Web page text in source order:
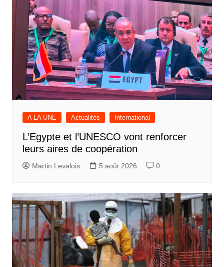
A LA UNE Actualités International
L’Egypte et l’UNESCO vont renforcer
leurs aires de coopération
Martin Levalois 5 août 2026 0